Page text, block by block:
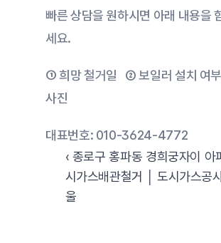
빠른 상담을 원하시면 아래 내용을
세요.
① 희망 철거일   ② 보일러 설치 여
사진
대표번호: 010-3624-4772
‹ 종로구 홍파동 경희궁자이 아
시가스배관철거 │ 도시가스공
울